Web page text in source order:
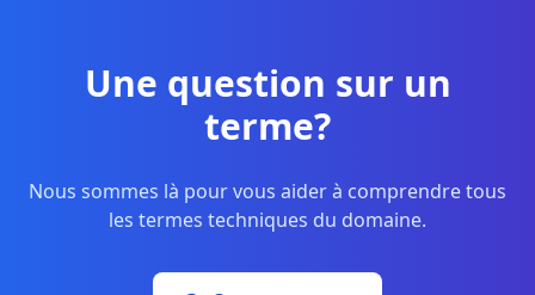
Une question sur un
terme?
Nous sommes là pour vous aider à comprendre tous
les termes techniques du domaine.